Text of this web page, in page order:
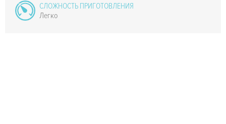
СЛОЖНОСТЬ ПРИГОТОВЛЕНИЯ
Легко